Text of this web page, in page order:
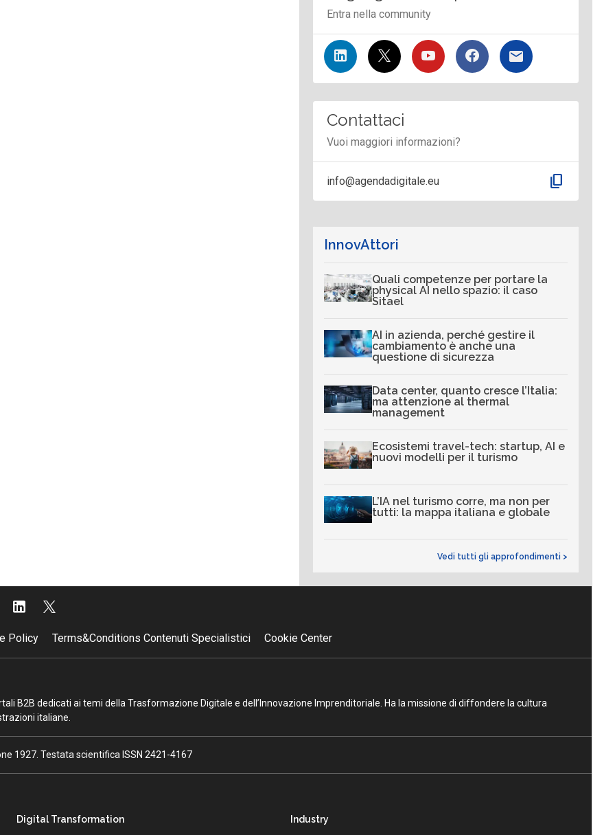
Entra nella community
Contattaci
Vuoi maggiori informazioni?
info@agendadigitale.eu content_copy
InnovAttori
Quali competenze per portare la
physical AI nello spazio: il caso
Sitael
AI in azienda, perché gestire il
cambiamento è anche una
questione di sicurezza
Data center, quanto cresce l’Italia:
ma attenzione al thermal
management
Ecosistemi travel-tech: startup, AI e
nuovi modelli per il turismo
L’IA nel turismo corre, ma non per
tutti: la mappa italiana e globale
Vedi tutti gli approfondimenti >
Policy Terms&Conditions Contenuti Specialistici Cookie Center
B2B dedicati ai temi della Trasformazione Digitale e dell’Innovazione Imprenditoriale. Ha la missione di diffondere la cultura
italiane.
1927. Testata scientifica ISSN 2421-4167
Digital Transformation Industry